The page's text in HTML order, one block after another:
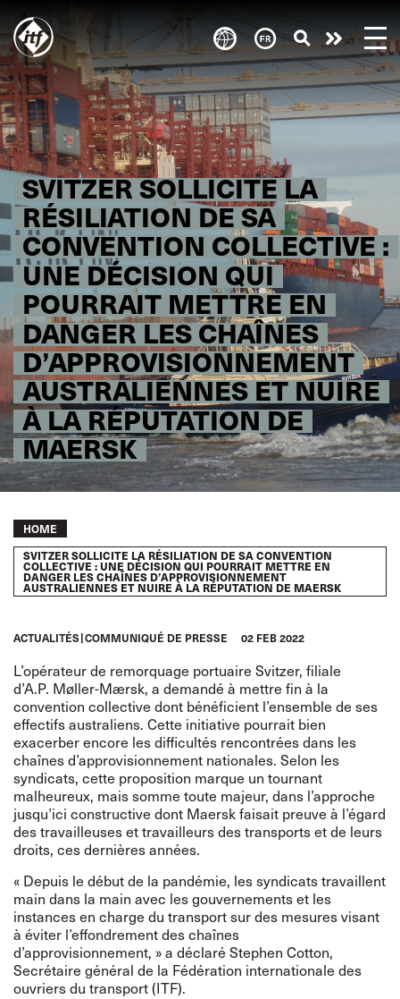
main
content
SVITZER SOLLICITE LA
RÉSILIATION DE SA
CONVENTION COLLECTIVE :
UNE DÉCISION QUI
POURRAIT METTRE EN
DANGER LES CHAÎNES
D’APPROVISIONNEMENT
AUSTRALIENNES ET NUIRE
À LA RÉPUTATION DE
MAERSK
Take
action
Breadcrumb
HOME
SVITZER SOLLICITE LA RÉSILIATION DE SA CONVENTION
COLLECTIVE : UNE DÉCISION QUI POURRAIT METTRE EN
DANGER LES CHAÎNES D’APPROVISIONNEMENT
AUSTRALIENNES ET NUIRE À LA RÉPUTATION DE MAERSK
ACTUALITÉS COMMUNIQUÉ DE PRESSE 02 FEB 2022
L’opérateur de remorquage portuaire Svitzer, filiale
d’A.P. Møller-Mærsk, a demandé à mettre fin à la
convention collective dont bénéficient l’ensemble de ses
effectifs australiens. Cette initiative pourrait bien
exacerber encore les difficultés rencontrées dans les
chaînes d’approvisionnement nationales. Selon les
syndicats, cette proposition marque un tournant
malheureux, mais somme toute majeur, dans l’approche
jusqu’ici constructive dont Maersk faisait preuve à l’égard
des travailleuses et travailleurs des transports et de leurs
droits, ces dernières années.
« Depuis le début de la pandémie, les syndicats travaillent
main dans la main avec les gouvernements et les
instances en charge du transport sur des mesures visant
à éviter l’effondrement des chaînes
d’approvisionnement, » a déclaré Stephen Cotton,
Secrétaire général de la Fédération internationale des
ouvriers du transport (ITF).